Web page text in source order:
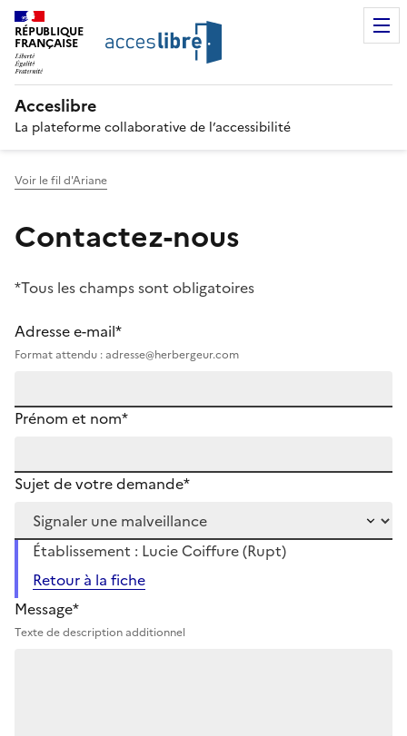
RÉPUBLIQUE
FRANÇAISE
Acceslibre
La plateforme collaborative de l’accessibilité
Voir le fil d'Ariane
Contactez-nous
*Tous les champs sont obligatoires
Adresse e-mail*
Format attendu : adresse@herbergeur.com
Prénom et nom*
Sujet de votre demande*
Établissement : Lucie Coiffure (Rupt)
Retour à la fiche
Message*
Texte de description additionnel